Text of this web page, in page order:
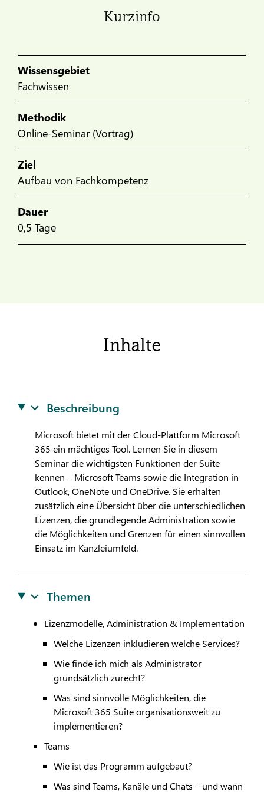
Kurzinfo
Wissensgebiet
Fachwissen
Methodik
Online-Seminar (Vortrag)
Ziel
Aufbau von Fachkompetenz
Dauer
0,5 Tage
Inhalte
Beschreibung
Microsoft bietet mit der Cloud-Plattform Microsoft
365 ein mächtiges Tool. Lernen Sie in diesem
Seminar die wichtigsten Funktionen der Suite
kennen – Microsoft Teams sowie die Integration in
Outlook, OneNote und OneDrive. Sie erhalten
zusätzlich eine Übersicht über die unterschiedlichen
Lizenzen, die grundlegende Administration sowie
die Möglichkeiten und Grenzen für einen sinnvollen
Einsatz im Kanzleiumfeld.
Themen
Lizenzmodelle, Administration & Implementation
Welche Lizenzen inkludieren welche Services?
Wie finde ich mich als Administrator
grundsätzlich zurecht?
Was sind sinnvolle Möglichkeiten, die
Microsoft 365 Suite organisationsweit zu
implementieren?
Teams
Wie ist das Programm aufgebaut?
Was sind Teams, Kanäle und Chats – und wann